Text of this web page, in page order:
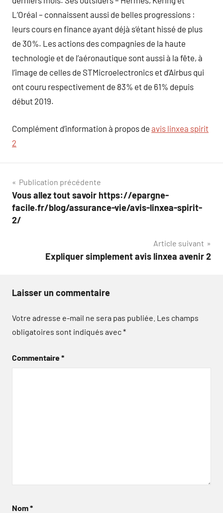
L’Oréal – connaissent aussi de belles progressions :
leurs cours en finance ayant déjà s’étant hissé de plus
de 30%. Les actions des compagnies de la haute
technologie et de l’aéronautique sont aussi à la fête, à
l’image de celles de STMicroelectronics et d’Airbus qui
ont couru respectivement de 83% et de 61% depuis
début 2019.
Complément d’information à propos de avis linxea spirit
2
Navigation
de
l’article
Publication précédente
Vous allez tout savoir https://epargne-
facile.fr/blog/assurance-vie/avis-linxea-spirit-
2/
Article suivant
Expliquer simplement avis linxea avenir 2
Laisser un commentaire
Votre adresse e-mail ne sera pas publiée. Les champs
obligatoires sont indiqués avec*
Commentaire*
Nom*